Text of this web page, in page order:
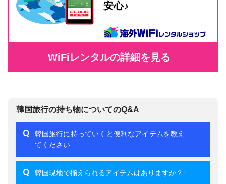
安心♪
WiFiレンタルの詳細を見る
韓国旅行の持ち物についてのQ&A
Q
韓国旅行に持っていくと便利なアイテムを教え
てください
Q 韓国現地で揃えられるアイテムはありますか？